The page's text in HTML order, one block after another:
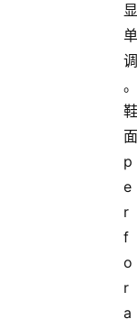
显
单
调
。
鞋
面
p
e
r
f
o
r
a